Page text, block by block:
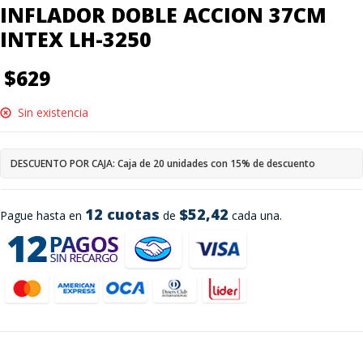
INFLADOR DOBLE ACCION 37CM
INTEX LH-3250
$629
Pague hasta en 12 cuotas de $52,42 cada una.
Sin existencia
DESCUENTO POR CAJA: Caja de 20 unidades con 15% de descuento